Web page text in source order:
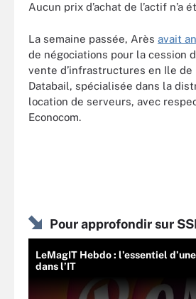
Aucun prix d’achat de l’actif n’a
La semaine passée, Arès avait
de négociations pour la cession
vente d’infrastructures en Ile de
Databail, spécialisée dans la
location de serveurs, avec
Econocom.
Pour approfondir sur
LeMagIT Hebdo : l’essentiel
dans l’IT